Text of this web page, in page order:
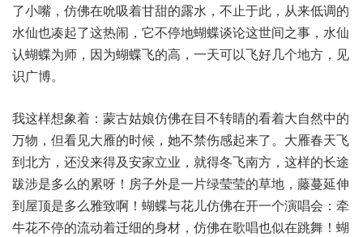
了小嘴，仿佛在吮吸着甘甜的露水，不止于此，从来低调的
水仙也凑起了这热闹，它不停地蝴蝶谈论这世间之事，水仙
认蝴蝶为师，因为蝴蝶飞的高，一天可以飞好几个地方，见
识广博。
我这样想象着：蒙古姑娘仿佛在目不转睛的看着大自然中的
万物，但看见大雁的时候，她不禁伤感起来了。大雁春天飞
到北方，还没来得及安家立业，就得冬飞南方，这样的长途
跋涉是多么的累呀！房子外是一片绿莹莹的草地，藤蔓延伸
到屋顶是多么雅致啊！蝴蝶与花儿仿佛在开一个演唱会：牵
牛花不停的流动着迁细的身材，仿佛在歌唱也似在跳舞！蝴